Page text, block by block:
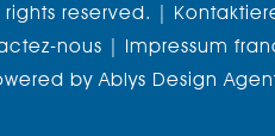
Top
reserved. |
nous | Impressum
byAblys Design